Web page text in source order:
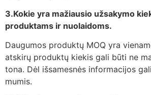
3.Kokie yra mažiausio užsakymo
produktams ir nuolaidoms.
Daugumos produktų MOQ yra
atskirų produktų kiekis gali būti ne
tona. Dėl išsamesnės informacijos
mumis.